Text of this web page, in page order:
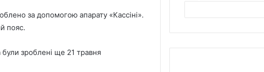
за допомогою апарату «Кассіні».
пояс.
були зроблені ще 21 травня